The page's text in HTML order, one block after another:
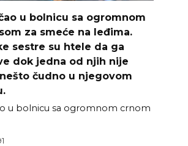
u bolnicu sa ogromnom
za smeće na leđima.
sestre su htele da ga
dok jedna od njih nije
čudno u njegovom
u bolnicu sa ogromnom crnom